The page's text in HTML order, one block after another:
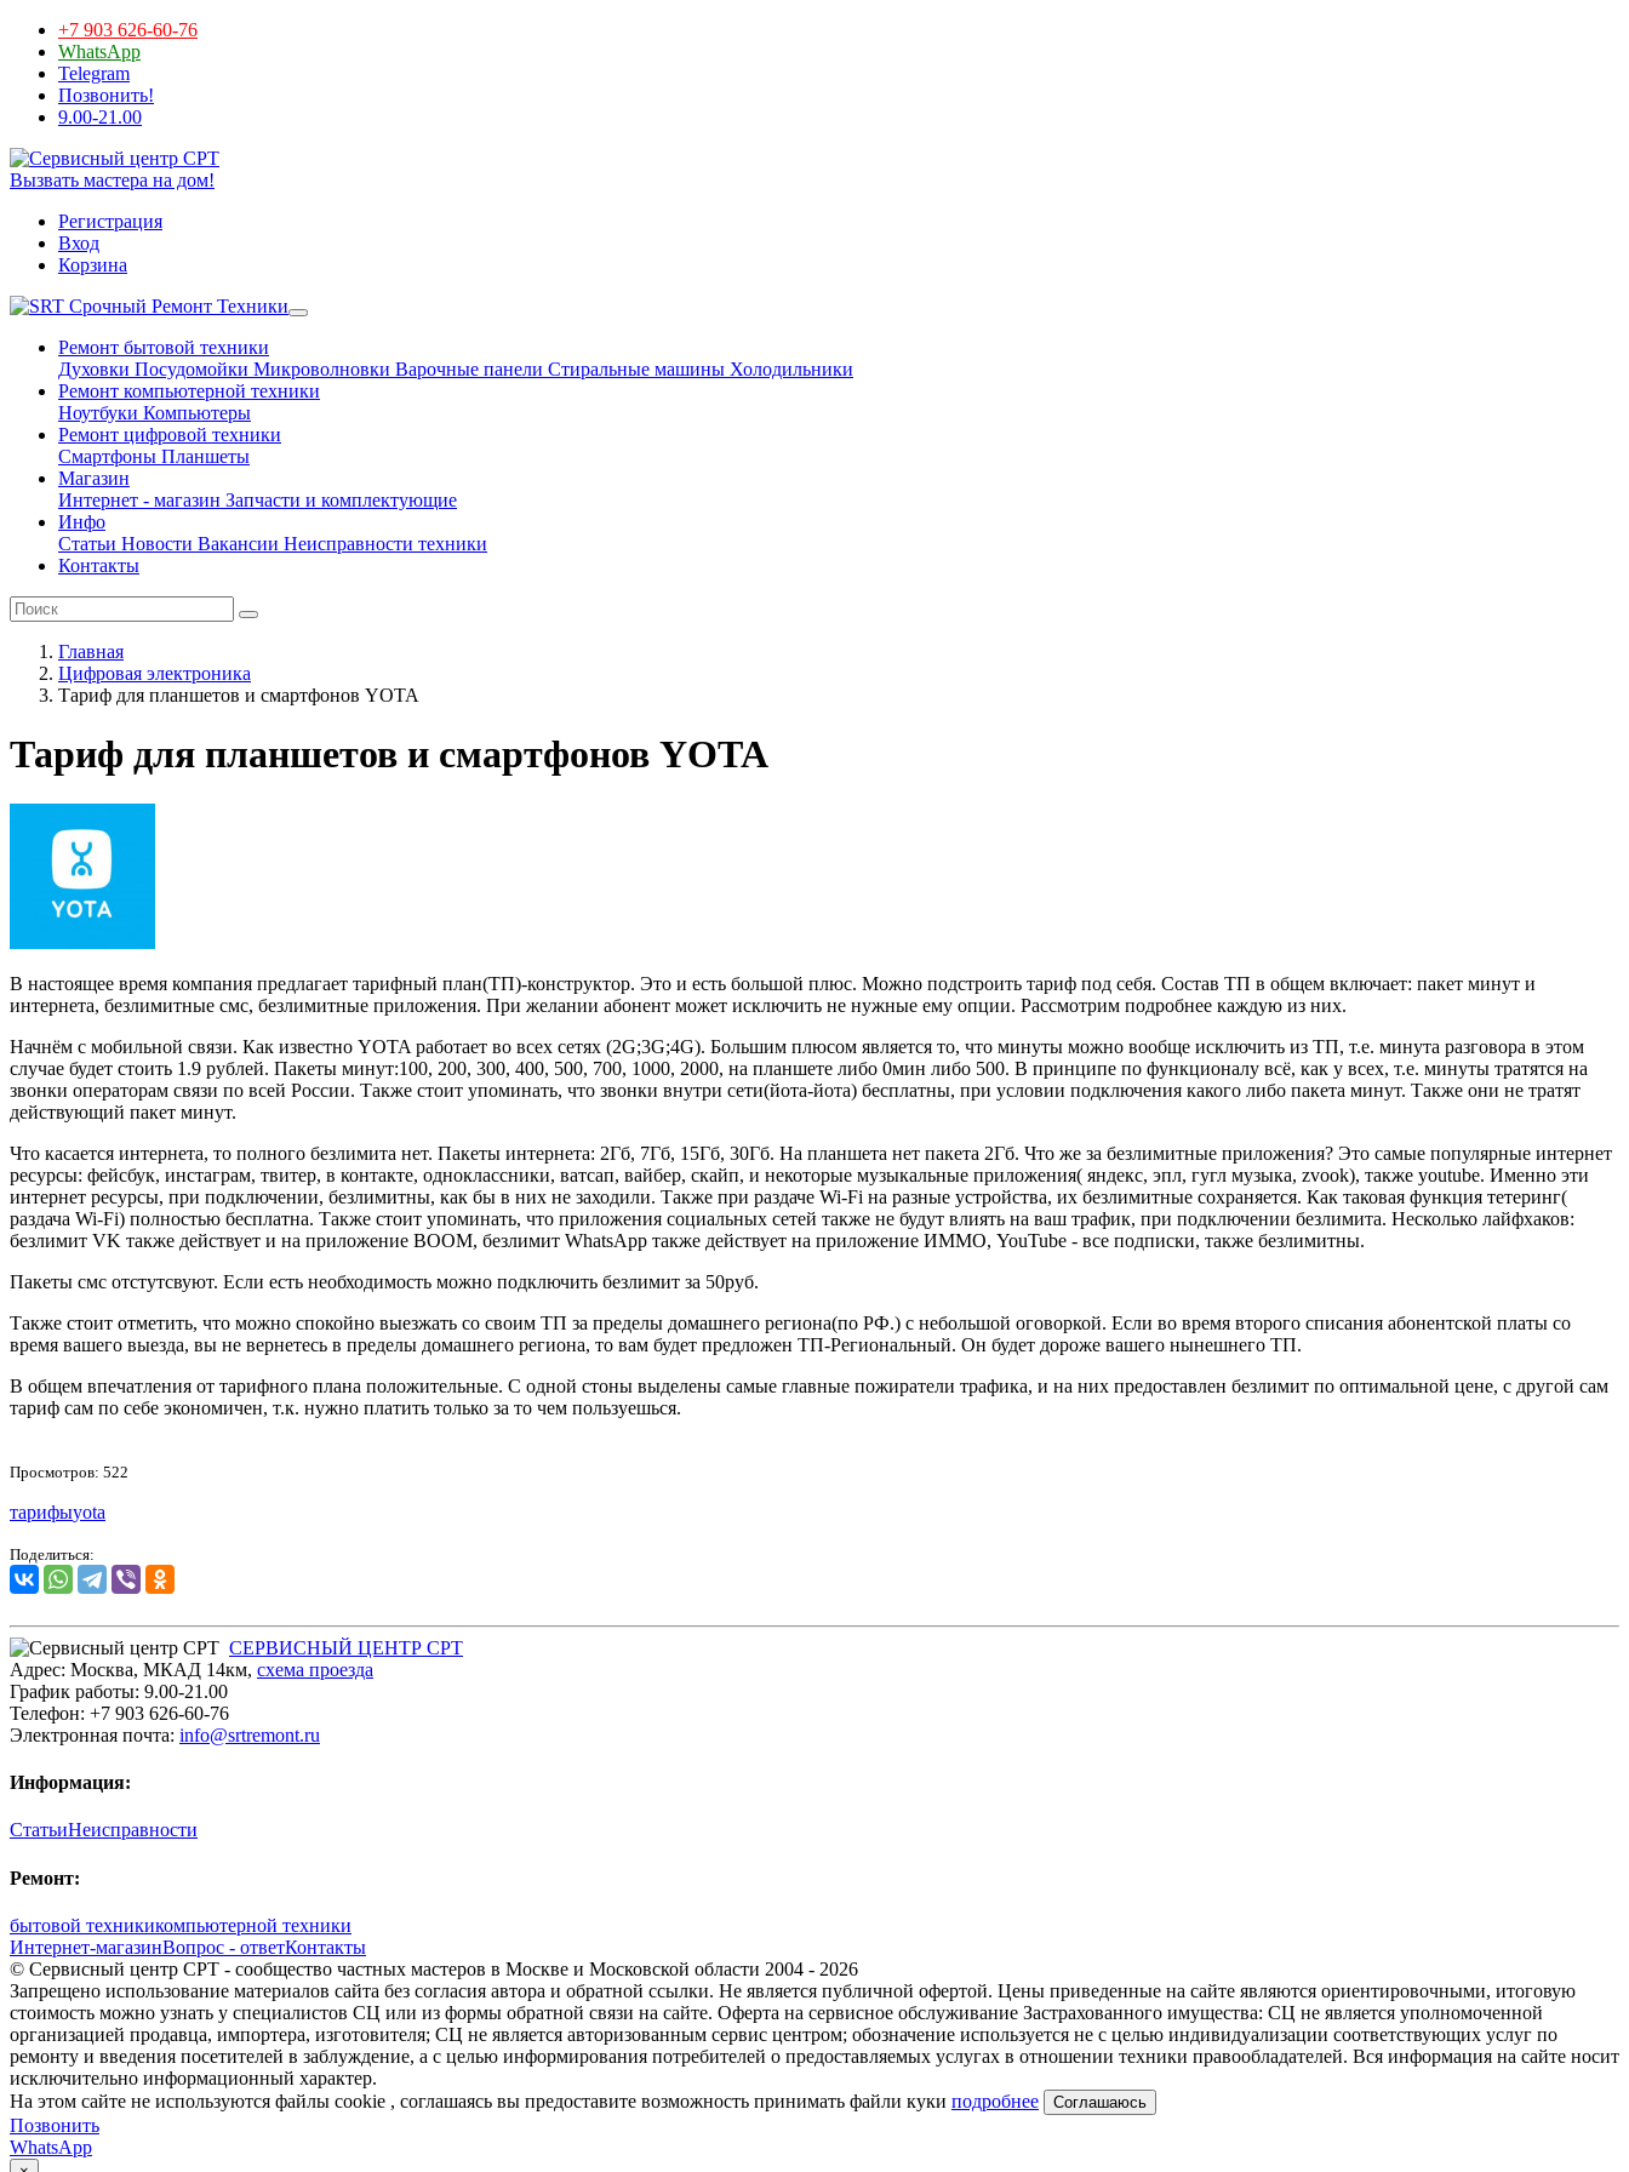
+7 903 626-60-76
WhatsApp
Telegram
Позвонить!
9.00-21.00
Вызвать мастера на дом!
Регистрация
Вход
Корзина
Срочный Ремонт Техники
Ремонт бытовой техники
Духовки Посудомойки Микроволновки Варочные панели Стиральные машины Холодильники
Ремонт компьютерной техники
Ноутбуки Компьютеры
Ремонт цифровой техники
Смартфоны Планшеты
Магазин
Интернет - магазин Запчасти и комплектующие
Инфо
Статьи Новости Вакансии Неисправности техники
Контакты
Главная
Цифровая электроника
Тариф для планшетов и смартфонов YOTA
Тариф для планшетов и смартфонов YOTA
В настоящее время компания предлагает тарифный план(ТП)-конструктор. Это и есть большой плюс. Можно подстроить тариф под себя. Состав ТП в общем включает: пакет минут и
интернета, безлимитные смс, безлимитные приложения. При желании абонент может исключить не нужные ему опции. Рассмотрим подробнее каждую из них.
Начнём с мобильной связи. Как известно YOTA работает во всех сетях (2G;3G;4G). Большим плюсом является то, что минуты можно вообще исключить из ТП, т.е. минута разговора в этом
случае будет стоить 1.9 рублей. Пакеты минут:100, 200, 300, 400, 500, 700, 1000, 2000, на планшете либо 0мин либо 500. В принципе по функционалу всё, как у всех, т.е. минуты тратятся на
звонки операторам связи по всей России. Также стоит упоминать, что звонки внутри сети(йота-йота) бесплатны, при условии подключения какого либо пакета минут. Также они не тратят
действующий пакет минут.
Что касается интернета, то полного безлимита нет. Пакеты интернета: 2Гб, 7Гб, 15Гб, 30Гб. На планшета нет пакета 2Гб. Что же за безлимитные приложения? Это самые популярные интернет
ресурсы: фейсбук, инстаграм, твитер, в контакте, одноклассники, ватсап, вайбер, скайп, и некоторые музыкальные приложения( яндекс, эпл, гугл музыка, zvook), также youtube. Именно эти
интернет ресурсы, при подключении, безлимитны, как бы в них не заходили. Также при раздаче Wi-Fi на разные устройства, их безлимитные сохраняется. Как таковая функция тетеринг(
раздача Wi-Fi) полностью бесплатна. Также стоит упоминать, что приложения социальных сетей также не будут влиять на ваш трафик, при подключении безлимита. Несколько лайфхаков:
безлимит VK также действует и на приложение BOOM, безлимит WhatsApp также действует на приложение ИММО, YouTube - все подписки, также безлимитны.
Пакеты смс отстутсвуют. Если есть необходимость можно подключить безлимит за 50руб.
Также стоит отметить, что можно спокойно выезжать со своим ТП за пределы домашнего региона(по РФ.) с небольшой оговоркой. Если во время второго списания абонентской платы со
время вашего выезда, вы не вернетесь в пределы домашнего региона, то вам будет предложен ТП-Региональный. Он будет дороже вашего нынешнего ТП.
В общем впечатления от тарифного плана положительные. С одной стоны выделены самые главные пожиратели трафика, и на них предоставлен безлимит по оптимальной цене, с другой сам
тариф сам по себе экономичен, т.к. нужно платить только за то чем пользуешься.
Просмотров: 522
тарифыyota
Поделиться:
СЕРВИСНЫЙ ЦЕНТР СРТ
Адрес: Москва, МКАД 14км, cхема проезда
График работы: 9.00-21.00
Телефон: +7 903 626-60-76
Электронная почта: info@srtremont.ru
Информация:
СтатьиНеисправности
Ремонт:
бытовой техникикомпьютерной техники
Интернет-магазинВопрос - ответКонтакты
© Сервисный центр СРТ - сообщество частных мастеров в Москве и Московской области 2004 - 2026
Запрещено использование материалов сайта без согласия автора и обратной ссылки. Не является публичной офертой. Цены приведенные на сайте являются ориентировочными, итоговую
стоимость можно узнать у специалистов СЦ или из формы обратной связи на сайте. Оферта на сервисное обслуживание Застрахованного имущества: СЦ не является уполномоченной
организацией продавца, импортера, изготовителя; СЦ не является авторизованным сервис центром; обозначение используется не с целью индивидуализации соответствующих услуг по
ремонту и введения посетителей в заблуждение, а с целью информирования потребителей о предоставляемых услугах в отношении техники правообладателей. Вся информация на сайте носит
исключительно информационный характер.
На этом сайте не используются файлы cookie , соглашаясь вы предоставите возможность принимать файли куки подробнее Соглашаюсь
Позвонить
WhatsApp